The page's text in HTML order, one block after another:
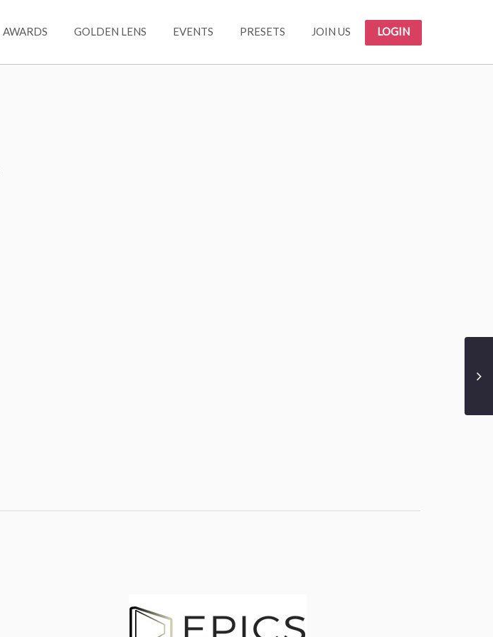
AWARDS GOLDEN LENS EVENTS PRESETS JOIN US LOGIN